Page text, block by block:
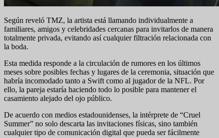
Según reveló TMZ, la artista está llamando individualmente a
familiares, amigos y celebridades cercanas para invitarlos de manera
totalmente privada, evitando así cualquier filtración relacionada con
la boda.
Esta medida responde a la circulación de rumores en los últimos
meses sobre posibles fechas y lugares de la ceremonia, situación que
habría incomodado tanto a Swift como al jugador de la NFL. Por
ello, la pareja estaría haciendo todo lo posible para mantener el
casamiento alejado del ojo público.
De acuerdo con medios estadounidenses, la intérprete de “Cruel
Summer” no solo descarta las invitaciones físicas, sino también
cualquier tipo de comunicación digital que pueda ser fácilmente